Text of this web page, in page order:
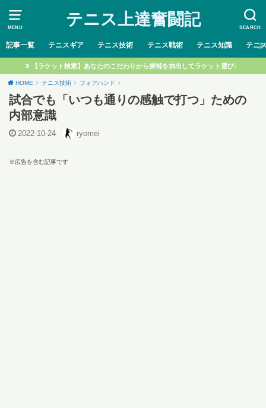
MENU SEARCH
テニス上達奮闘記
記事一覧 テニスギア テニス技術 テニス戦術 テニス知識 テニ
【ラケット検索】あなたのこだわりから候補を抽出してラケット選び♩
HOME テニス技術 フォアハンド
試合でも「いつも通りの感触で打つ」ための
内部意識
2022-10-24 ryomei
※広告を含む記事です